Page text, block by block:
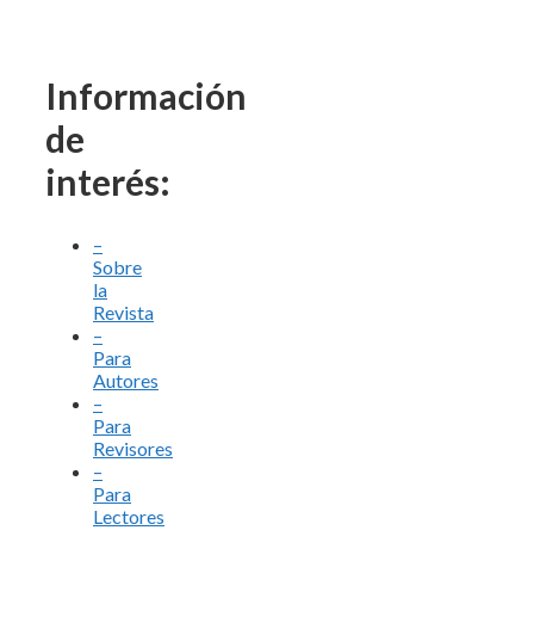
Información
de
interés:
–
Sobre
la
Revista
–
Para
Autores
–
Para
Revisores
–
Para
Lectores